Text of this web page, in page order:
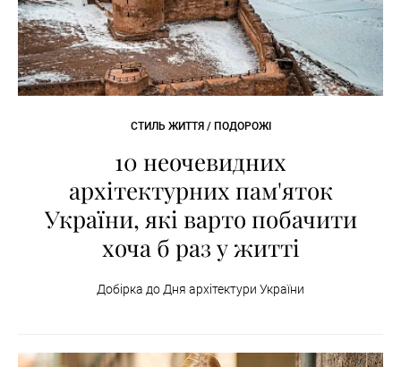
СТИЛЬ ЖИТТЯ / ПОДОРОЖІ
10 неочевидних
архітектурних пам'яток
України, які варто побачити
хоча б раз у житті
Добірка до Дня архітектури України